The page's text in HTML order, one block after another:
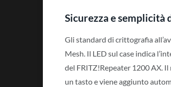
Sicurezza e semplicità
Gli standard di crittografia
Mesh. Il LED sul case indica
del FRITZ!Repeater 1200 AX.
un tasto e viene aggiunto